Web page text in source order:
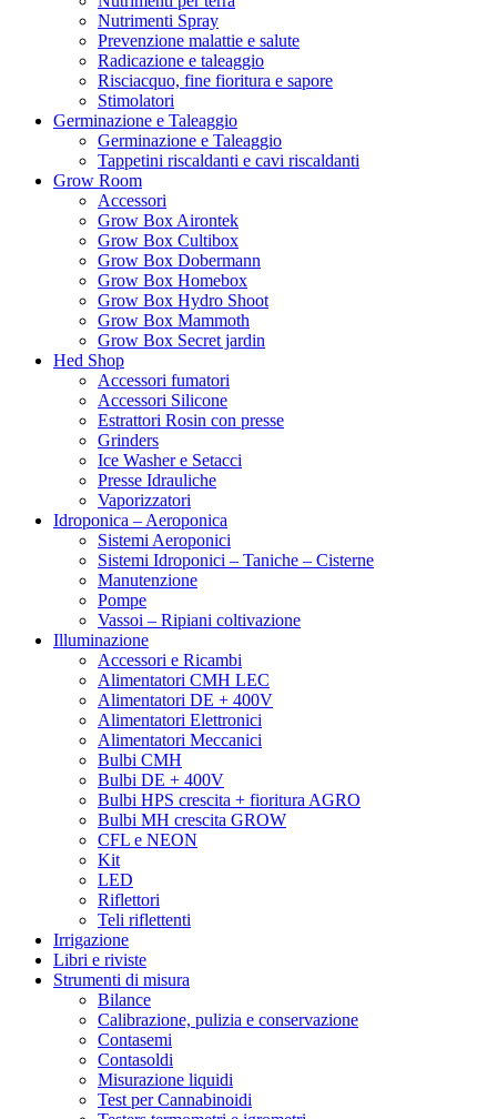
Nutrimenti Spray
Prevenzione malattie e salute
Radicazione e taleaggio
Risciacquo, fine fioritura e sapore
Stimolatori
Germinazione e Taleaggio
Germinazione e Taleaggio
Tappetini riscaldanti e cavi riscaldanti
Grow Room
Accessori
Grow Box Airontek
Grow Box Cultibox
Grow Box Dobermann
Grow Box Homebox
Grow Box Hydro Shoot
Grow Box Mammoth
Grow Box Secret jardin
Hed Shop
Accessori fumatori
Accessori Silicone
Estrattori Rosin con presse
Grinders
Ice Washer e Setacci
Presse Idrauliche
Vaporizzatori
Idroponica – Aeroponica
Sistemi Aeroponici
Sistemi Idroponici – Taniche – Cisterne
Manutenzione
Pompe
Vassoi – Ripiani coltivazione
Illuminazione
Accessori e Ricambi
Alimentatori CMH LEC
Alimentatori DE + 400V
Alimentatori Elettronici
Alimentatori Meccanici
Bulbi CMH
Bulbi DE + 400V
Bulbi HPS crescita + fioritura AGRO
Bulbi MH crescita GROW
CFL e NEON
Kit
LED
Riflettori
Teli riflettenti
Irrigazione
Libri e riviste
Strumenti di misura
Bilance
Calibrazione, pulizia e conservazione
Contasemi
Contasoldi
Misurazione liquidi
Test per Cannabinoidi